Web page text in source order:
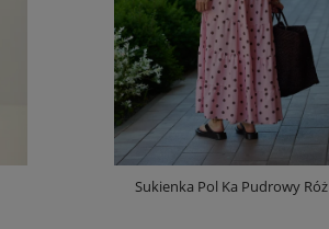
Sukienka Pol Ka Pudrowy Róż